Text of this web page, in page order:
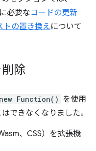
必要なコードの更新
トの置き換えについて
除
new Function() を使用
できなくなりました。
、CSS）を拡張機